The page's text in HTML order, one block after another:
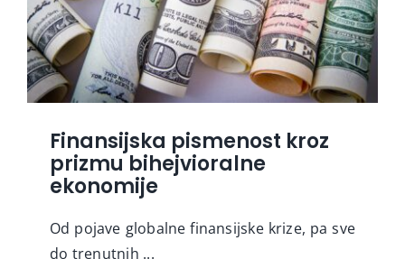
Finansijska pismenost kroz
prizmu bihejvioralne
ekonomije
Od pojave globalne finansijske krize, pa sve
do trenutnih ...